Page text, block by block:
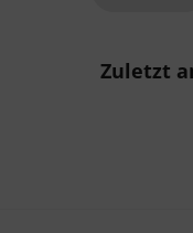
Zuletzt